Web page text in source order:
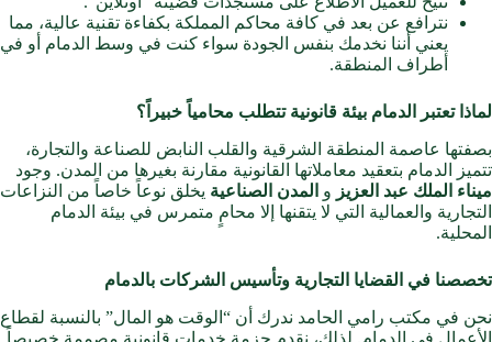
نترافع عن بعد في كافة محاكم المملكة بكفاءة تقنية عالية، مما
يعني أننا نخدمك بنفس الجودة سواء كنت في وسط الدمام أو في
أطراف المنطقة.
لماذا تعتبر الدمام بيئة قانونية تتطلب محامياً خبيراً؟
بصفتها عاصمة المنطقة الشرقية والقلب النابض للصناعة والتجارة،
تتميز الدمام بتعقيد معاملاتها القانونية مقارنة بغيرها من المدن. وجود
ميناء الملك عبد العزيز و المدن الصناعية يخلق نوعاً خاصاً من النزاعات
التجارية والعمالية التي لا يتقنها إلا محامٍ متمرس في بيئة الدمام
المحلية.
تخصصنا في القضايا التجارية وتأسيس الشركات بالدمام
نحن في مكتب رامي الحامد ندرك أن “الوقت هو المال” بالنسبة لقطاع
الأعمال في الدمام. لذلك، نقدم حزمة خدمات قانونية مصممة خصيصاً